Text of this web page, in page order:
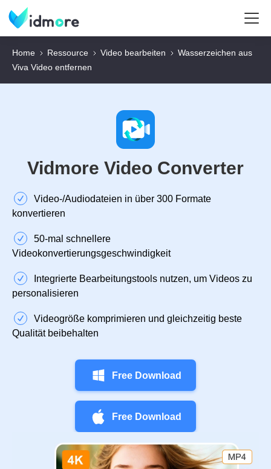
Home Ressource Video bearbeiten
Wasserzeichen aus
Viva Video entfernen
Vidmore Video Converter
Video‑/Audiodateien in über 300 Formate
konvertieren
50‑mal schnellere
Videokonvertierungsgeschwindigkeit
Integrierte Bearbeitungstools nutzen, um Videos zu
personalisieren
Videogröße komprimieren und gleichzeitig beste
Qualität beibehalten
Free Download
Free Download